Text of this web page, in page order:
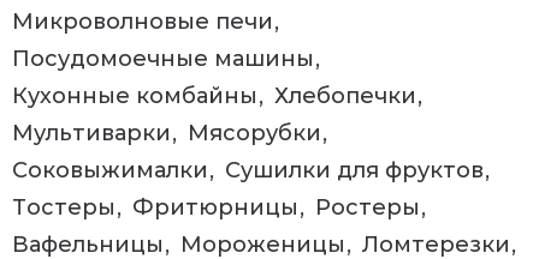
Микроволновые печи
Посудомоечные машины
Кухонные комбайны
Хлебопечки
Мультиварки
Мясорубки
Соковыжималки
Сушилки для фруктов
Тостеры
Фритюрницы
Ростеры
Вафельницы
Мороженицы
Ломтерезки